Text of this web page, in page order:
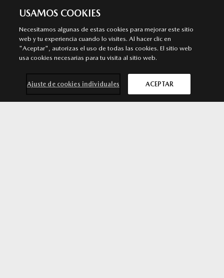
MÁS INFORMACIÓN
MAJADAHONDA
Punto de venta y Servicio Autorizado Mazda
911 091 430 / 911 091 430
MÁS INFORMACIÓN
USAMOS COOKIES
Necesitamos algunas de estas cookies para mejorar este sitio
web y tu experiencia cuando lo visites. Al hacer clic en
"Aceptar", autorizas el uso de todas las cookies. El sitio web
usa cookies necesarias para tu visita al sitio web.
Ajuste de cookies individuales ACEPTAR